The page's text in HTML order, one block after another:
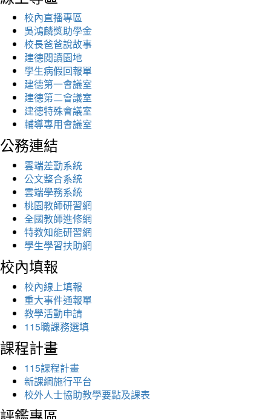
校內直播專區
吳鴻麟獎助學金
校長爸爸說故事
建德閱讀園地
學生病假回報單
建德第一會議室
建德第二會議室
建德特殊會議室
輔導專用會議室
公務連結
雲端差勤系統
公文整合系統
雲端學務系統
桃園教師研習網
全國教師進修網
特教知能研習網
學生學習扶助網
校內填報
校內線上填報
重大事件通報單
教學活動申請
115職課務選填
課程計畫
115課程計畫
新課綱施行平台
校外人士協助教學要點及課表